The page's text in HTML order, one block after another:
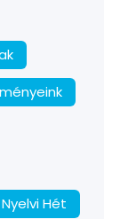
Nyelvi Hét